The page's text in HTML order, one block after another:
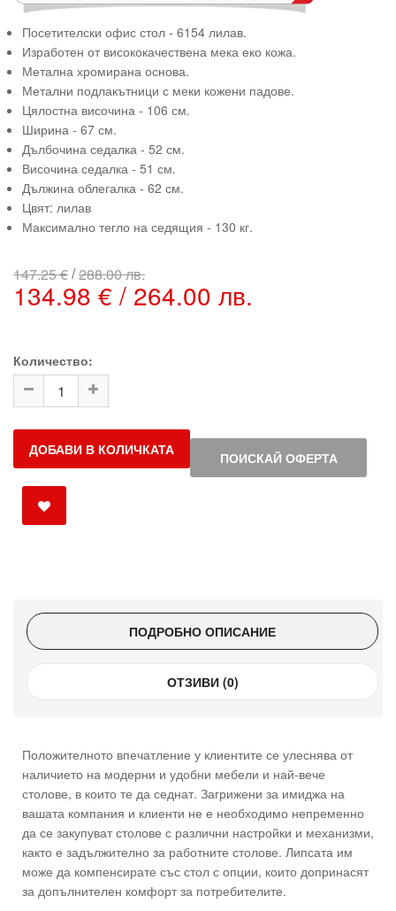
Посетителски офис стол - 6154 лилав.
Изработен от висококачествена мека еко кожа.
Метална хромирана основа.
Метални подлакътници с меки кожени падове.
Цялостна височина - 106 см.
Ширина - 67 см.
Дълбочина седалка - 52 см.
Височина седалка - 51 см.
Дължина облегалка - 62 см.
Цвят: лилав
Максимално тегло на седящия - 130 кг.
147.25 €/288.00 лв.
134.98 € / 264.00 лв.
Количество:
ДОБАВИ В КОЛИЧКАТА ПОИСКАЙ ОФЕРТА
ПОДРОБНО ОПИСАНИЕ
ОТЗИВИ (0)
Положителното впечатление у клиентите се улеснява от
наличието на модерни и удобни мебели и най-вече
столове, в които те да седнат. Загрижени за имиджа на
вашата компания и клиенти не е необходимо непременно
да се закупуват столове с различни настройки и механизми,
както е задължително за работните столове. Липсата им
може да компенсирате със стол с опции, които допринасят
за допълнителен комфорт за потребителите.